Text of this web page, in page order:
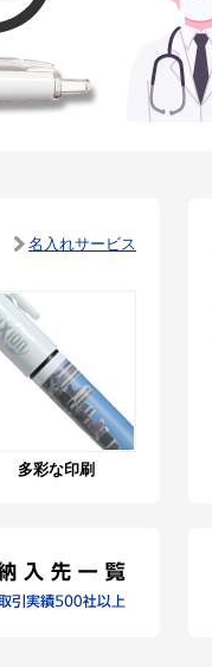
名入れサービス
多彩な印刷